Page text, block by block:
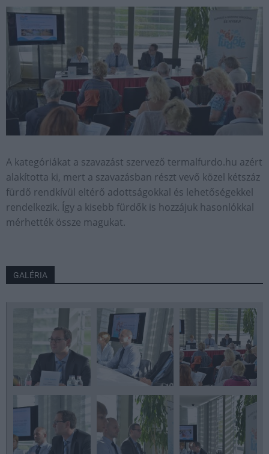
A kategóriákat a szavazást szervező termalfurdo.hu azért
alakította ki, mert a szavazásban részt vevő közel kétszáz
fürdő rendkívül eltérő adottságokkal és lehetőségekkel
rendelkezik. Így a kisebb fürdők is hozzájuk hasonlókkal
mérhették össze magukat.
GALÉRIA